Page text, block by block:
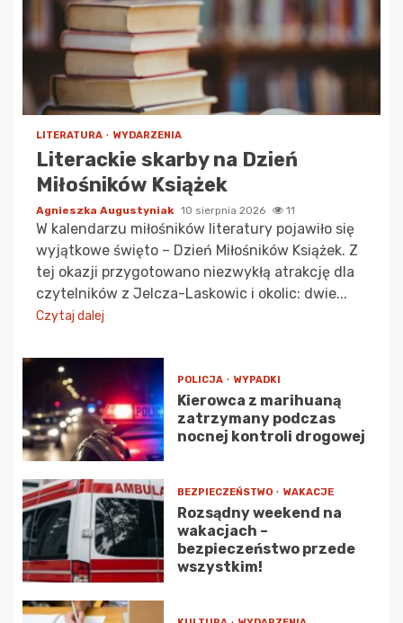
LITERATURA WYDARZENIA
Literackie skarby na Dzień
Miłośników Książek
Agnieszka Augustyniak 10 sierpnia 2026 11
W kalendarzu miłośników literatury pojawiło się
wyjątkowe święto – Dzień Miłośników Książek. Z
tej okazji przygotowano niezwykłą atrakcję dla
czytelników z Jelcza-Laskowic i okolic: dwie...
Czytaj dalej
POLICJA WYPADKI
Kierowca z marihuaną
zatrzymany podczas
nocnej kontroli drogowej
BEZPIECZEŃSTWO WAKACJE
Rozsądny weekend na
wakacjach –
bezpieczeństwo przede
wszystkim!